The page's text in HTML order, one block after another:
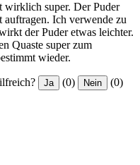
wirklich super. Der Puder
auftragen. Ich verwende zu
der Puder etwas leichter.
Quaste super zum
wieder.
Ja (0) Nein (0)